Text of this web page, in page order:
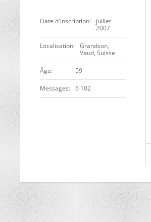
Date d'inscription
juillet
2007
Localisation
Grandson,
Vaud, Suisse
ge 59
Messages 6 102